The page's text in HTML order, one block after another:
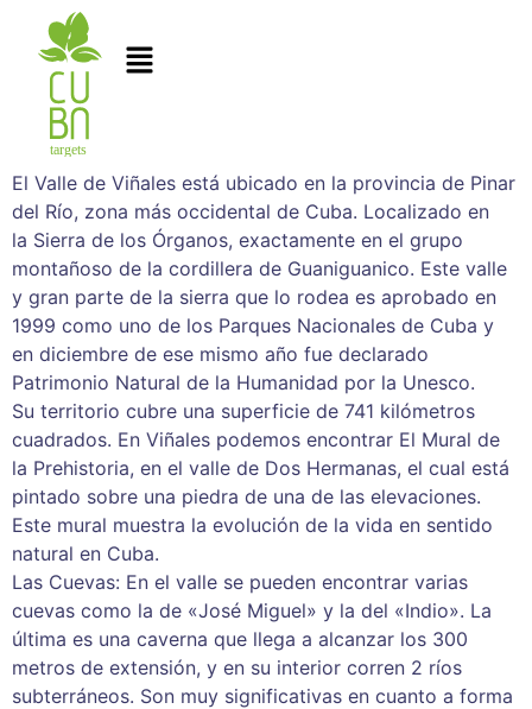
El Valle de Viñales está ubicado en la provincia de Pinar
del Río, zona más occidental de Cuba. Localizado en
la Sierra de los Órganos, exactamente en el grupo
montañoso de la cordillera de Guaniguanico. Este valle
y gran parte de la sierra que lo rodea es aprobado en
1999 como uno de los Parques Nacionales de Cuba y
en diciembre de ese mismo año fue declarado
Patrimonio Natural de la Humanidad por la Unesco.
Su territorio cubre una superficie de 741 kilómetros
cuadrados. En Viñales podemos encontrar El Mural de
la Prehistoria, en el valle de Dos Hermanas, el cual está
pintado sobre una piedra de una de las elevaciones.
Este mural muestra la evolución de la vida en sentido
natural en Cuba.
Las Cuevas: En el valle se pueden encontrar varias
cuevas como la de «José Miguel» y la del «Indio». La
última es una caverna que llega a alcanzar los 300
metros de extensión, y en su interior corren 2 ríos
subterráneos. Son muy significativas en cuanto a forma